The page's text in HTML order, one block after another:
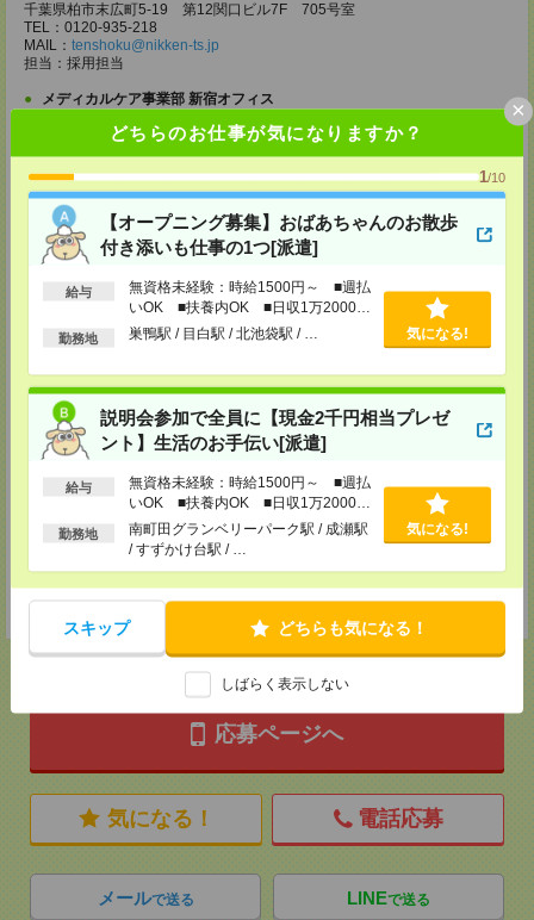
どちらのお仕事が気になりますか？
1/10
【オープニング募集】おばあちゃんのお散歩
付き添いも仕事の1つ[派遣]
給与
無資格未経験：時給1500円～ ■週払
いOK ■扶養内OK ■日収1万2000円
以上
勤務地 巣鴨駅 / 目白駅 / 北池袋駅 / … 気になる!
説明会参加で全員に【現金2千円相当プレゼ
ント】生活のお手伝い[派遣]
給与
無資格未経験：時給1500円～ ■週払
いOK ■扶養内OK ■日収1万2000円
以上
勤務地
南町田グランベリーパーク駅 / 成瀬駅
/ すずかけ台駅 / …
気になる!
スキップ どちらも気になる！
しばらく表示しない
×
千葉県柏市末広町5-19 第12関口ビル7F 705号室
TEL：0120-935-218
MAIL： tenshoku@nikken-ts.jp
担当：採用担当
メディカルケア事業部 新宿オフィス
東京都新宿区新宿2-3-10 新宿御苑ビル6階
TEL：0120-457-235
MAIL：tenshoku@nikken-ts.jp
担当：採用担当
メディカルケア事業部 立川事業所
東京都立川市錦町1-12-14
TEL：0120-934-200
担当：採用担当
メディカルケア事業部 町田オフィス
東京都町田市森野1-7-23 大樹生命町田ビル6F
MAIL：tenshoku@nikken-ts.jp
担当：採用担当
メディカルケア事業部 横浜オフィス
神奈川県横浜市保土ケ谷区神戸町134 横浜ビジネスパークサウスタワー
2F B区画
TEL：0120-901-799
担当：採用担当
登録交通費
★今ならご来社登録でQUOカード2000円分をプレゼント中★
応募ページへ
気になる！ 電話応募
メールで送る LINEで送る